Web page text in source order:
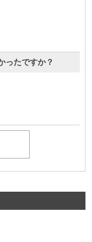
ったですか？